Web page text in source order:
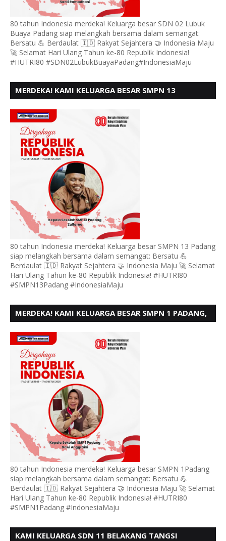
80 tahun Indonesia merdeka! Keluarga besar SDN 02 Lubuk
Buaya Padang siap melangkah bersama dalam semangat:
Bersatu 💪 Berdaulat 🇮🇩 Rakyat Sejahtera 🤝 Indonesia Maju
🚀 Selamat Hari Ulang Tahun ke-80 Republik Indonesia!
#HUTRI80 #SDN02LubukBuayaPadang#IndonesiaMaju
MERDEKA! KAMI KELUARGA BESAR SMPN 13
80 tahun Indonesia merdeka! Keluarga besar SMPN 13 Padang
siap melangkah bersama dalam semangat: Bersatu 💪
Berdaulat 🇮🇩 Rakyat Sejahtera 🤝 Indonesia Maju 🚀 Selamat
Hari Ulang Tahun ke-80 Republik Indonesia! #HUTRI80
#SMPN13Padang #IndonesiaMaju
MERDEKA! KAMI KELUARGA BESAR SMPN 1 PADANG,
80 tahun Indonesia merdeka! Keluarga besar SMPN 1Padang
siap melangkah bersama dalam semangat: Bersatu 💪
Berdaulat 🇮🇩 Rakyat Sejahtera 🤝 Indonesia Maju 🚀 Selamat
Hari Ulang Tahun ke-80 Republik Indonesia! #HUTRI80
#SMPN1Padang #IndonesiaMaju
KAMI KELUARGA SDN 11 BELAKANG TANGSI